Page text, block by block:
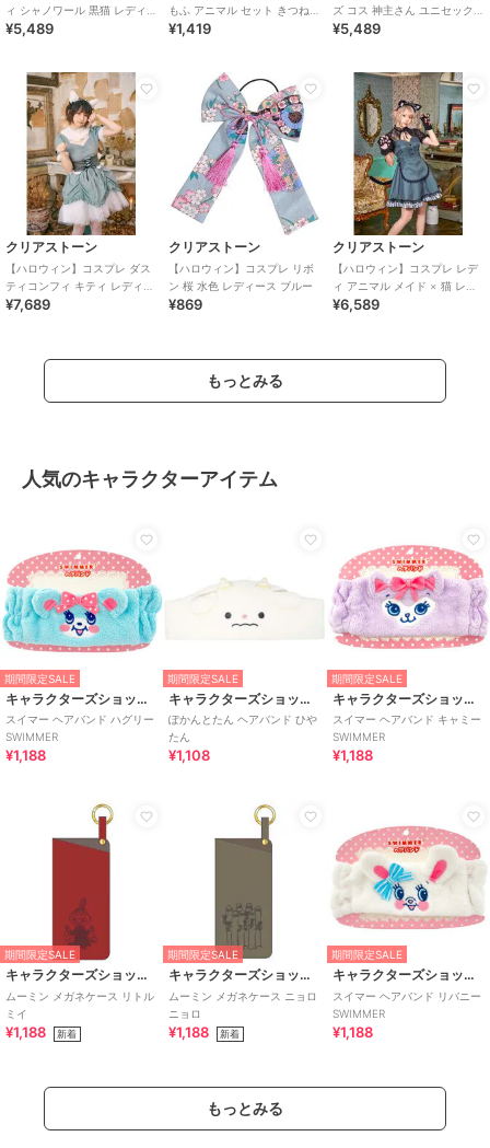
ィ シャノワール 黒猫 レディー
ス ブラック ハロウィン
¥5,489
もふ アニマル セット きつねの
手 ユニセックス ブラウン
¥1,419
ズ コス 神主さん ユニセックス
ブルー
¥5,489
クリアストーン
【ハロウィン】コスプレ ダス
ティコンフィ キティ レディー
ス サックスブルー
¥7,689
クリアストーン
【ハロウィン】コスプレ リボ
ン 桜 水色 レディース ブルー
¥869
クリアストーン
【ハロウィン】コスプレ レデ
ィ アニマル メイド × 猫 レデ
ィース グレー
¥6,589
もっとみる
人気のキャラクターアイテム
期間限定SALE
キャラクターズショップ ラフラフ
スイマー ヘアバンド ハグリー
SWIMMER
¥1,188
期間限定SALE
キャラクターズショップ ラフラフ
ぽかんとたん ヘアバンド ひや
たん
¥1,108
期間限定SALE
キャラクターズショップ ラフラフ
スイマー ヘアバンド キャミー
SWIMMER
¥1,188
期間限定SALE
キャラクターズショップ ラフラフ
ムーミン メガネケース リトル
ミイ
¥1,188 新着
期間限定SALE
キャラクターズショップ ラフラフ
ムーミン メガネケース ニョロ
ニョロ
¥1,188 新着
期間限定SALE
キャラクターズショップ ラフラフ
スイマー ヘアバンド リバニー
SWIMMER
¥1,188
もっとみる